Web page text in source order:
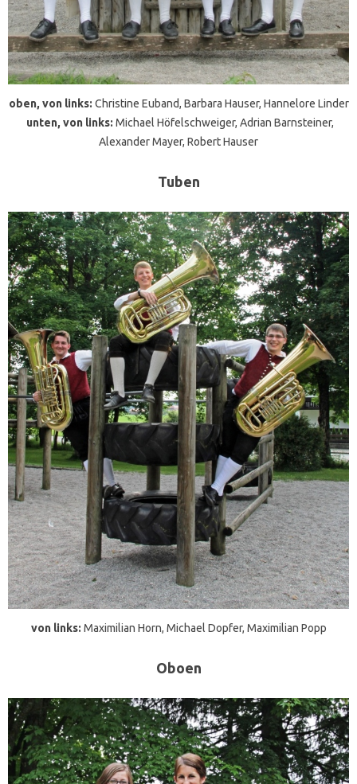
oben, von links: Christine Euband, Barbara Hauser, Hannelore Linder
unten, von links: Michael Höfelschweiger, Adrian Barnsteiner,
Alexander Mayer, Robert Hauser
Tuben
von links: Maximilian Horn, Michael Dopfer, Maximilian Popp
Oboen